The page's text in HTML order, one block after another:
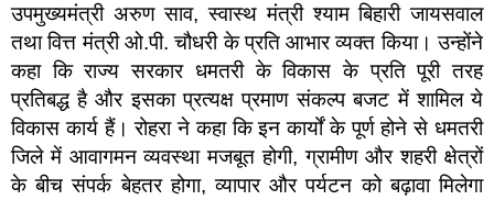
उपमुख्यमंत्री अरुण साव, स्वास्थ मंत्री श्याम बिहारी जायसवाल
तथा वित्त मंत्री ओ.पी. चौधरी के प्रति आभार व्यक्त किया। उन्होंने
कहा कि राज्य सरकार धमतरी के विकास के प्रति पूरी तरह
प्रतिबद्ध है और इसका प्रत्यक्ष प्रमाण संकल्प बजट में शामिल ये
विकास कार्य हैं। रोहरा ने कहा कि इन कार्यों के पूर्ण होने से धमतरी
जिले में आवागमन व्यवस्था मजबूत होगी, ग्रामीण और शहरी क्षेत्रों
के बीच संपर्क बेहतर होगा, व्यापार और पर्यटन को बढ़ावा मिलेगा